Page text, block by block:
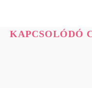
KAPCSOLÓDÓ